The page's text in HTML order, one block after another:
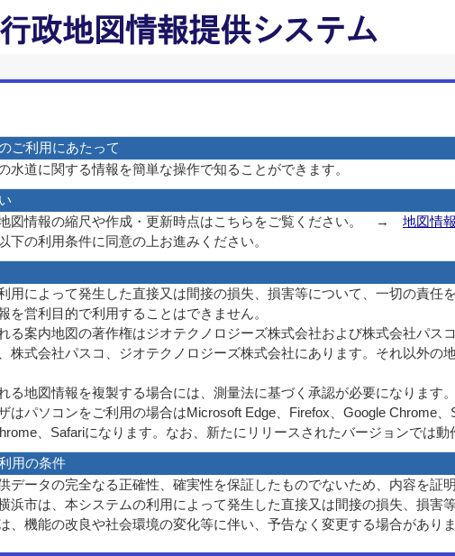
ご利用にあたって
水道に関する情報を簡単な操作で知ることができます。
図情報の縮尺や作成・更新時点はこちらをご覧ください。 → 地図情
下の利用条件に同意の上お進みください。
用によって発生した直接又は間接の損失、損害等について、一切の責任を
を営利目的で利用することはできません。
る案内地図の著作権はジオテクノロジーズ株式会社および株式会社パス
株式会社パスコ、ジオテクノロジーズ株式会社にあります。それ以外の
る地図情報を複製する場合には、測量法に基づく承認が必要になります。
はパソコンをご利用の場合はMicrosoft Edge、Firefox、Google Chrome
、Safariになります。なお、新たにリリースされたバージョンでは動
用の条件
データの完全なる正確性、確実性を保証したものでないため、内容を証
浜市は、本システムの利用によって発生した直接又は間接の損失、損害
、機能の改良や社会環境の変化等に伴い、予告なく変更する場合がありま